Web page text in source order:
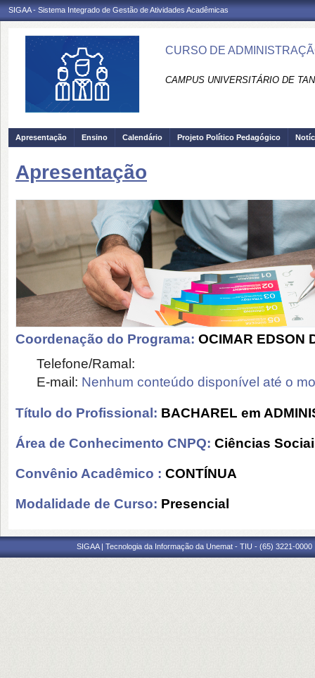
SIGAA - Sistema Integrado de Gestão de Atividades Acadêmicas
CURSO DE
CAMPUS UNIVERSITÁRIO DE
Apresentação Ensino Calendário Projeto Político Pedagógico
Apresentação
Coordenação do Programa: OCIMAR EDSON
Telefone/Ramal:
E-mail: Nenhum conteúdo disponível até o
Título do Profissional: BACHAREL em
Área de Conhecimento CNPQ: Ciências
Convênio Acadêmico : CONTÍNUA
Modalidade de Curso: Presencial
SIGAA | Tecnologia da Informação da Unemat - TIU - (65) 3221-